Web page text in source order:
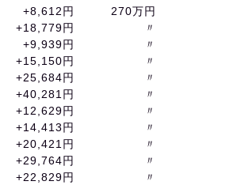
+8,612円
270万円
+18,779円
〃
+9,939円
〃
+15,150円
〃
+25,684円
〃
+40,281円
〃
+12,629円
〃
+14,413円
〃
+20,421円
〃
+29,764円
〃
+22,829円
〃